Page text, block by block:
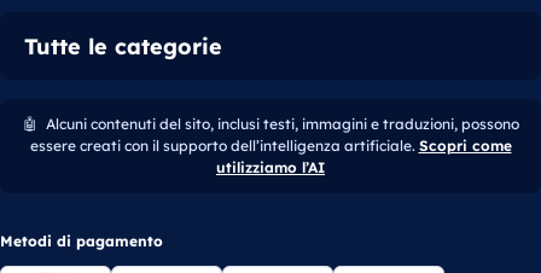
Tutte le categorie
🤖 Alcuni contenuti del sito, inclusi testi, immagini e traduzioni, possono
essere creati con il supporto dell’intelligenza artificiale. Scopri come
utilizziamo l’AI
Metodi di pagamento